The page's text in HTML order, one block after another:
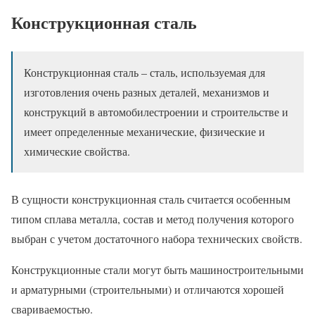
Конструкционная сталь
Конструкционная сталь – сталь, используемая для
изготовления очень разных деталей, механизмов и
конструкций в автомобилестроении и строительстве и
имеет определенные механические, физические и
химические свойства.
В сущности конструкционная сталь считается особенным
типом сплава металла, состав и метод получения которого
выбран с учетом достаточного набора технических свойств.
Конструкционные стали могут быть машиностроительными
и арматурными (строительными) и отличаются хорошей
свариваемостью.